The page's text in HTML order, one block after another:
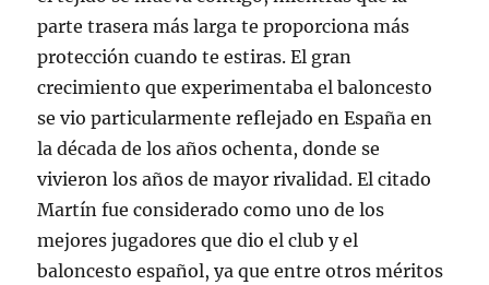
parte trasera más larga te proporciona más
protección cuando te estiras. El gran
crecimiento que experimentaba el baloncesto
se vio particularmente reflejado en España en
la década de los años ochenta, donde se
vivieron los años de mayor rivalidad. El citado
Martín fue considerado como uno de los
mejores jugadores que dio el club y el
baloncesto español, ya que entre otros méritos